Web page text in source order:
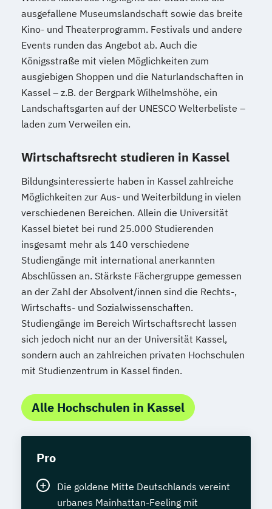
ausgefallene Museumslandschaft sowie das breite
Kino- und Theaterprogramm. Festivals und andere
Events runden das Angebot ab. Auch die
Königsstraße mit vielen Möglichkeiten zum
ausgiebigen Shoppen und die Naturlandschaften in
Kassel – z.B. der Bergpark Wilhelmshöhe, ein
Landschaftsgarten auf der UNESCO Welterbeliste –
laden zum Verweilen ein.
Wirtschaftsrecht studieren in Kassel
Bildungsinteressierte haben in Kassel zahlreiche
Möglichkeiten zur Aus- und Weiterbildung in vielen
verschiedenen Bereichen. Allein die Universität
Kassel bietet bei rund 25.000 Studierenden
insgesamt mehr als 140 verschiedene
Studiengänge mit international anerkannten
Abschlüssen an. Stärkste Fächergruppe gemessen
an der Zahl der Absolvent/innen sind die Rechts-,
Wirtschafts- und Sozialwissenschaften.
Studiengänge im Bereich Wirtschaftsrecht lassen
sich jedoch nicht nur an der Universität Kassel,
sondern auch an zahlreichen privaten Hochschulen
mit Studienzentrum in Kassel finden.
Alle Hochschulen in Kassel
Pro
Die goldene Mitte Deutschlands vereint
urbanes Mainhattan-Feeling mit